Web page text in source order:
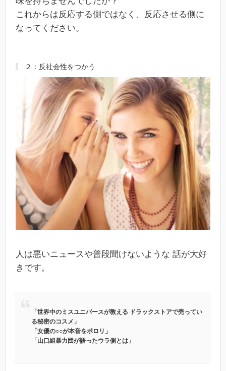
これからは反応する側ではなく、反応させる側に
なってください。
２：反社会性をつかう
人は悪いニュースや普段聞けないような 話が大好
きです。
「世界中のミスユニバースが教える ドラックストアで売ってい
る秘密のコスメ」
「女優の○○が本音をポロリ」
「山口組暴力団が語ったウラ側とは」